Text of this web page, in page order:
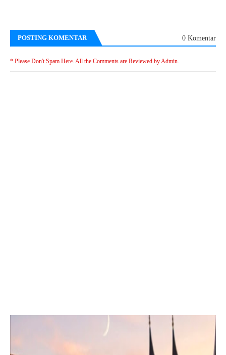
POSTING KOMENTAR 0 Komentar
* Please Don't Spam Here. All the Comments are Reviewed by Admin.